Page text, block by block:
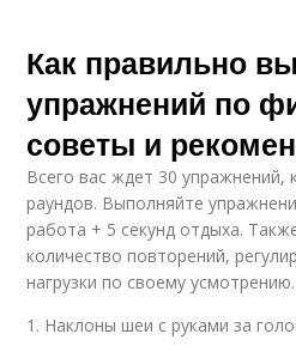
Как правильно
упражнений по
советы и
Всего вас ждет 30 упражнений,
раундов. Выполняйте
работа + 5 секунд отдыха.
количество повторений,
нагрузки по своему усмотрению.
1. Наклоны шеи с руками за